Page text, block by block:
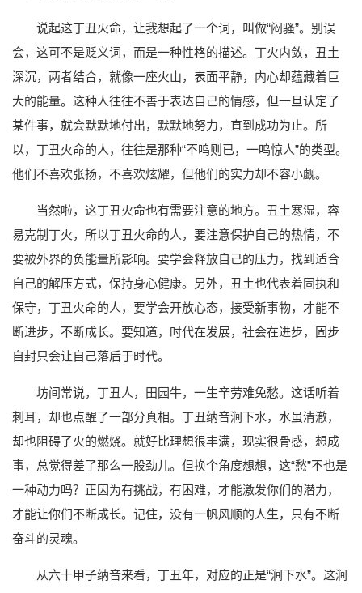
说起这丁丑火命，让我想起了一个词，叫做“闷骚”。别误
会，这可不是贬义词，而是一种性格的描述。丁火内敛，丑土
深沉，两者结合，就像一座火山，表面平静，内心却蕴藏着巨
大的能量。这种人往往不善于表达自己的情感，但一旦认定了
某件事，就会默默地付出，默默地努力，直到成功为止。所
以，丁丑火命的人，往往是那种“不鸣则已，一鸣惊人”的类型。
他们不喜欢张扬，不喜欢炫耀，但他们的实力却不容小觑。
当然啦，这丁丑火命也有需要注意的地方。丑土寒湿，容
易克制丁火，所以丁丑火命的人，要注意保护自己的热情，不
要被外界的负能量所影响。要学会释放自己的压力，找到适合
自己的解压方式，保持身心健康。另外，丑土也代表着固执和
保守，丁丑火命的人，要学会开放心态，接受新事物，才能不
断进步，不断成长。要知道，时代在发展，社会在进步，固步
自封只会让自己落后于时代。
坊间常说，丁丑人，田园牛，一生辛劳难免愁。这话听着
刺耳，却也点醒了一部分真相。丁丑纳音涧下水，水虽清澈，
却也阻碍了火的燃烧。就好比理想很丰满，现实很骨感，想成
事，总觉得差了那么一股劲儿。但换个角度想想，这“愁”不也是
一种动力吗？正因为有挑战，有困难，才能激发你们的潜力，
才能让你们不断成长。记住，没有一帆风顺的人生，只有不断
奋斗的灵魂。
从六十甲子纳音来看，丁丑年，对应的正是“涧下水”。这涧